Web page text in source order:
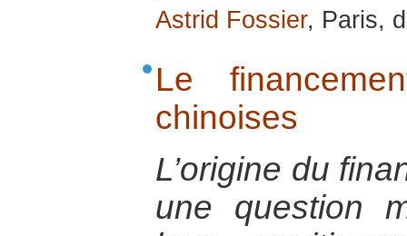
Astrid Fossier, Paris,
Le
chinoises
L’origine du
une question